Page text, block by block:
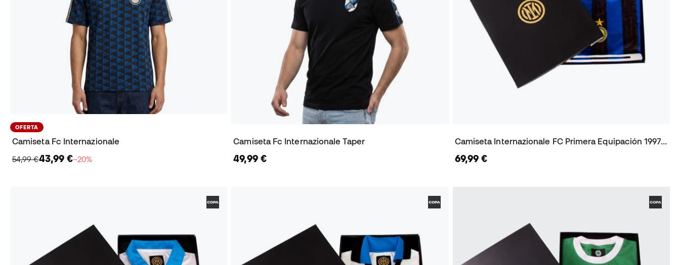
OFERTA
Camiseta Fc Internazionale
54,99 €43,99 €−20%
Camiseta Fc Internazionale Taper
49,99 €
Camiseta Internazionale FC Primera Equipación 1997-98
69,99 €